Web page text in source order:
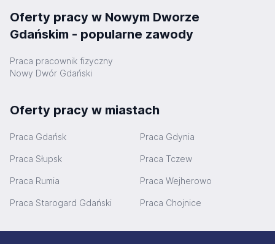
Oferty pracy w Nowym Dworze
Gdańskim - popularne zawody
Praca pracownik fizyczny
Nowy Dwór Gdański
Oferty pracy w miastach
Praca Gdańsk Praca Gdynia
Praca Słupsk Praca Tczew
Praca Rumia Praca Wejherowo
Praca Starogard Gdański Praca Chojnice